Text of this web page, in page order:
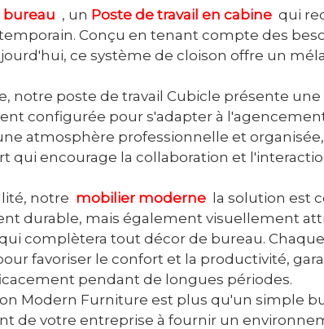
bureau , un Poste de travail en cabine qui
Conçu en tenant compte des
ce système de cloison offre un
notre poste de travail Cubicle présente
configurée pour s'adapter à
atmosphère professionnelle et
encourage la collaboration et
notre mobilier moderne la solution est
durable, mais également visuellement
complètera tout décor de bureau.
favoriser le confort et la productivité,
pendant de longues périodes.
Modern Furniture est plus qu'un simple
de votre entreprise à fournir un